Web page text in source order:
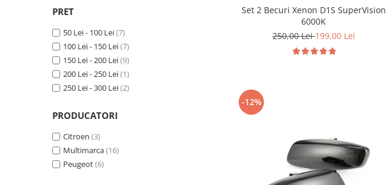
Volkswagen
Garnituri galerie admisie BMW
Kit reparatie faruri
Adaptoare auxiliare
Produse cu discount de pana la
PRET
50 Lei - 100 Lei(7)
100 Lei - 150 Lei(7)
150 Lei - 200 Lei(9)
200 Lei - 250 Lei(1)
250 Lei - 300 Lei(2)
PRODUCATORI
Citroen (3)
Multimarca(16)
Peugeot(6)
Set 2 Becuri Xenon D1S SuperVision
6000K
250,00 Lei199,00 Lei
-12%